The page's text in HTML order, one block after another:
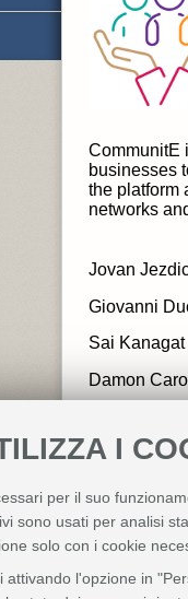
I
per il suo
sono usati per analisi
solo con i cookie
l'opzione in
CommunitE
businesses
the platform
networks
Jovan
Giovanni
Sai Kanagat
Damon
Puoi
Il 9 a
prile